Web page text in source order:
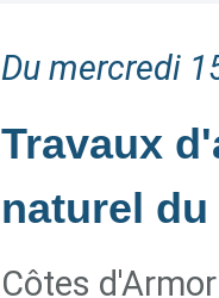
Du mercredi
Travaux
naturel
Côtes d'Armor